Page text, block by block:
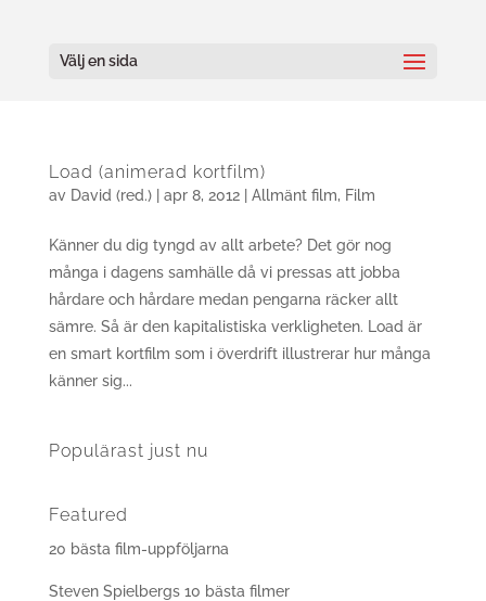
Välj en sida
Load (animerad kortfilm)
av David (red.)| apr 8, 2012| Allmänt film, Film
Känner du dig tyngd av allt arbete? Det gör nog
många i dagens samhälle då vi pressas att jobba
hårdare och hårdare medan pengarna räcker allt
sämre. Så är den kapitalistiska verkligheten. Load är
en smart kortfilm som i överdrift illustrerar hur många
känner sig...
Populärast just nu
Featured
20 bästa film-uppföljarna
Steven Spielbergs 10 bästa filmer